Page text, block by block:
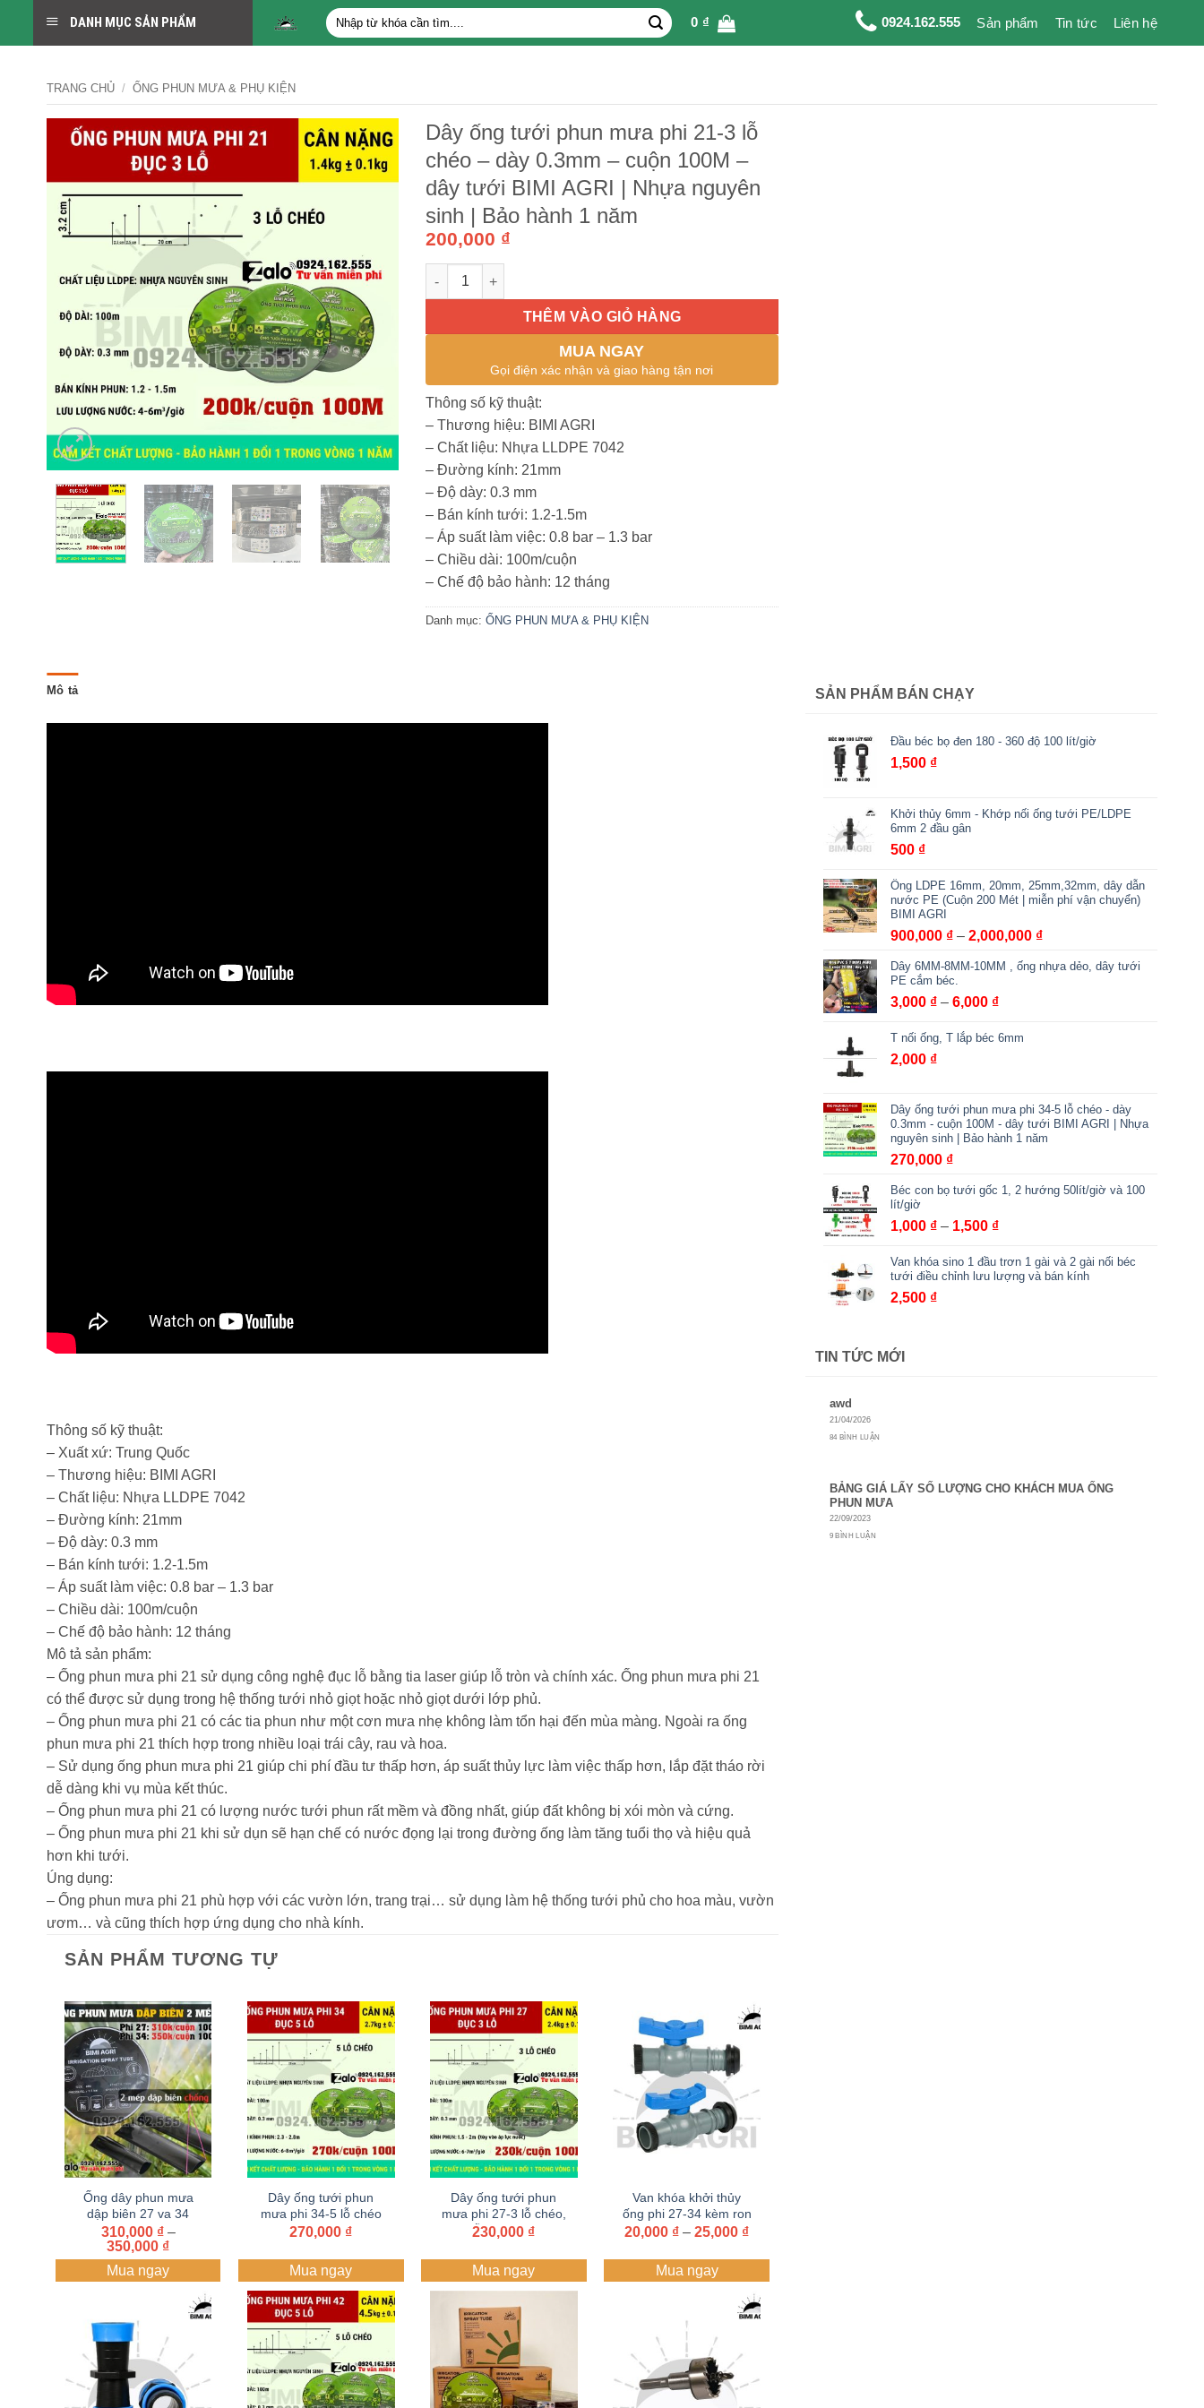
Tìm
kiếm:
0 ₫ 0924.162.555 Sản phẩm Tin tức Liên hệ
DANH MỤC SẢN PHẨM
TRANG CHỦ / ỐNG PHUN MƯA & PHỤ KIỆN
Dây ống tưới phun mưa phi 21-3 lỗ
chéo – dày 0.3mm – cuộn 100M –
dây tưới BIMI AGRI | Nhựa nguyên
sinh | Bảo hành 1 năm
200,000 ₫
Dây ống tưới phun mưa phi 21-3 lỗ chéo - dày 0.3mm - cuộn 100M - dây tưới BIMI AGRI | Nhựa nguyên sinh | Bảo hành 1 năm
THÊM VÀO GIỎ HÀNG
MUA NGAY
Gọi điện xác nhận và giao hàng tận nơi
Thông số kỹ thuật:
– Thương hiệu: BIMI AGRI
– Chất liệu: Nhựa LLDPE 7042
– Đường kính: 21mm
– Độ dày: 0.3 mm
– Bán kính tưới: 1.2-1.5m
– Áp suất làm việc: 0.8 bar – 1.3 bar
– Chiều dài: 100m/cuộn
– Chế độ bảo hành: 12 tháng
Danh mục:ỐNG PHUN MƯA & PHỤ KIỆN
Mô tả
Thông số kỹ thuật:
– Xuất xứ: Trung Quốc
– Thương hiệu: BIMI AGRI
– Chất liệu: Nhựa LLDPE 7042
– Đường kính: 21mm
– Độ dày: 0.3 mm
– Bán kính tưới: 1.2-1.5m
– Áp suất làm việc: 0.8 bar – 1.3 bar
– Chiều dài: 100m/cuộn
– Chế độ bảo hành: 12 tháng
Mô tả sản phẩm:
– Ống phun mưa phi 21 sử dụng công nghệ đục lỗ bằng tia laser giúp lỗ tròn và chính xác. Ống phun mưa phi 21
có thể được sử dụng trong hệ thống tưới nhỏ giọt hoặc nhỏ giọt dưới lớp phủ.
– Ống phun mưa phi 21 có các tia phun như một cơn mưa nhẹ không làm tổn hại đến mùa màng. Ngoài ra ống
phun mưa phi 21 thích hợp trong nhiều loại trái cây, rau và hoa.
– Sử dụng ống phun mưa phi 21 giúp chi phí đầu tư thấp hơn, áp suất thủy lực làm việc thấp hơn, lắp đặt tháo rời
dễ dàng khi vụ mùa kết thúc.
– Ống phun mưa phi 21 có lượng nước tưới phun rất mềm và đồng nhất, giúp đất không bị xói mòn và cứng.
– Ống phun mưa phi 21 khi sử dụn sẽ hạn chế có nước đọng lại trong đường ống làm tăng tuổi thọ và hiệu quả
hơn khi tưới.
Úng dụng:
– Ống phun mưa phi 21 phù hợp với các vườn lớn, trang trại… sử dụng làm hệ thống tưới phủ cho hoa màu, vườn
ươm… và cũng thích hợp ứng dụng cho nhà kính.
SẢN PHẨM TƯƠNG TỰ
Ống dây phun mưa
dập biên 27 va 34
cuộn 100 mét BIMI
AGRI
310,000 ₫ –
350,000 ₫Khoảng
giá:
từ
đến
350,000 ₫
Mua ngay
Dây ống tưới phun
mưa phi 34-5 lỗ chéo
– dày 0.3mm – cuộn
AGRI | Nhựa nguyên
sinh | Bảo hành 1 năm
270,000 ₫
Mua ngay
Dây ống tưới phun
mưa phi 27-3 lỗ chéo,
5 lỗ chéo – dày
dây tưới BIMI AGRI |
Nhựa nguyên sinh |
Bảo hành 1 năm
230,000 ₫
Mua ngay
Van khóa khởi thủy
ống phi 27-34 kèm ron
caosu từ ống PVC,
20,000 ₫ – 25,000 ₫Khoảng
từ
25,000 ₫
Mua ngay
SẢN PHẨM BÁN CHẠY
Đầu béc bọ đen 180 - 360 độ 100 lít/giờ
1,500 ₫
Khởi thủy 6mm - Khớp nối ống tưới PE/LDPE
6mm 2 đầu gân
500 ₫
Ống LDPE 16mm, 20mm, 25mm,32mm, dây dẫn
nước PE (Cuộn 200 Mét | miễn phí vận chuyển)
BIMI AGRI
900,000 ₫ – 2,000,000 ₫Khoảng
từ
Dây 6MM-8MM-10MM , ống nhựa dẻo, dây tưới
PE cắm béc.
3,000 ₫ – 6,000 ₫Khoảng
từ
T nối ống, T lắp béc 6mm
2,000 ₫
Dây ống tưới phun mưa phi 34-5 lỗ chéo - dày
0.3mm - cuộn 100M - dây tưới BIMI AGRI | Nhựa
nguyên sinh | Bảo hành 1 năm
270,000 ₫
Béc con bọ tưới gốc 1, 2 hướng 50lít/giờ và 100
lít/giờ
1,000 ₫ – 1,500 ₫Khoảng
từ
1,000 ₫
Van khóa sino 1 đầu trơn 1 gài và 2 gài nối béc
tưới điều chỉnh lưu lượng và bán kính
2,500 ₫
TIN TỨC MỚI
awd
21/04/2026
84 BÌNH LUẬN
BẢNG GIÁ LẤY SỐ LƯỢNG CHO KHÁCH MUA ỐNG
PHUN MƯA
22/09/2023
9 BÌNH LUẬN